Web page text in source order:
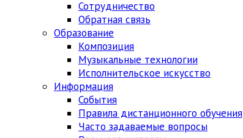
Сотрудничество
Обратная связь
Образование
Композиция
Музыкальные технологии
Исполнительское искусство
Информация
События
Правила дистанционного обучения
Часто задаваемые вопросы